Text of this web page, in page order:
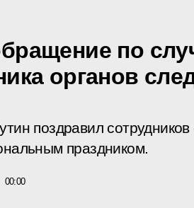
по
органов
поздравил
праздником.
00:00